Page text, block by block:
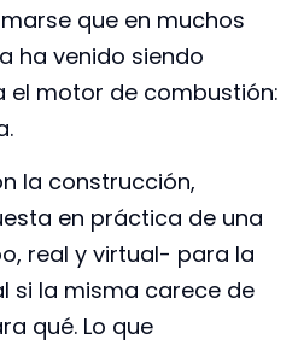
que en muchos
ha venido siendo
el motor de combustión:
la construcción,
en práctica de una
real y virtual- para la
si la misma carece de
qué. Lo que